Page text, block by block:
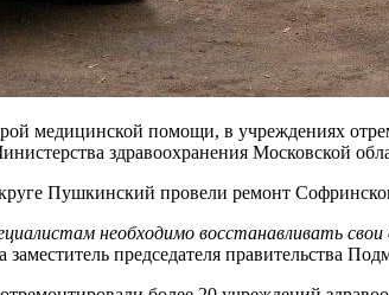
медицинской помощи, в учреждениях
здравоохранения Московской
Пушкинский провели ремонт
необходимо восстанавливать
заместитель председателя правительства